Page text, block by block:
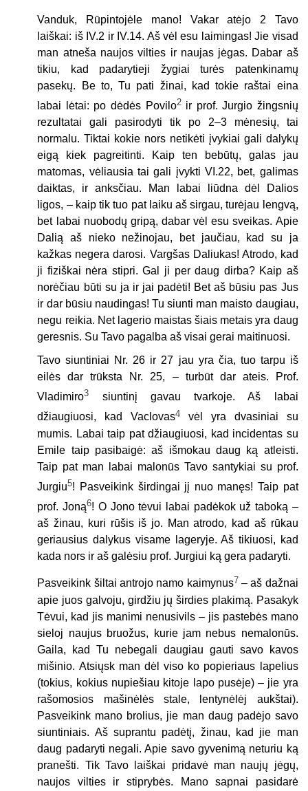
Vanduk, Rūpintojėle mano! Vakar atėjo 2 Tavo
laiškai: iš IV.2 ir IV.14. Aš vėl esu laimingas! Jie visad
man atneša naujos vilties ir naujas jėgas. Dabar aš
tikiu, kad padarytieji žygiai turės patenkinamų
pasekų. Be to, Tu pati žinai, kad tokie raštai eina
labai lėtai: po dėdės Povilo2ir prof. Jurgio žingsnių
rezultatai gali pasirodyti tik po 2–3 mėnesių, tai
normalu. Tiktai kokie nors netikėti įvykiai gali dalykų
eigą kiek pagreitinti. Kaip ten bebūtų, galas jau
matomas, vėliausia tai gali įvykti VI.22, bet, galimas
daiktas, ir anksčiau. Man labai liūdna dėl Dalios
ligos, – kaip tik tuo pat laiku aš sirgau, turėjau lengvą,
bet labai nuobodų gripą, dabar vėl esu sveikas. Apie
Dalią aš nieko nežinojau, bet jaučiau, kad su ja
kažkas negera darosi. Vargšas Daliukas! Atrodo, kad
ji fiziškai nėra stipri. Gal ji per daug dirba? Kaip aš
norėčiau būti su ja ir jai padėti! Bet aš būsiu pas Jus
ir dar būsiu naudingas! Tu siunti man maisto daugiau,
negu reikia. Net lagerio maistas šiais metais yra daug
geresnis. Su Tavo pagalba aš visai gerai maitinuosi.
Tavo siuntiniai Nr. 26 ir 27 jau yra čia, tuo tarpu iš
eilės dar trūksta Nr. 25, – turbūt dar ateis. Prof.
Vladimiro3 siuntinį gavau tvarkoje. Aš labai
džiaugiuosi, kad Vaclovas4 vėl yra dvasiniai su
mumis. Labai taip pat džiaugiuosi, kad incidentas su
Emile taip pasibaigė: aš išmokau daug ką atleisti.
Taip pat man labai malonūs Tavo santykiai su prof.
Jurgiu5! Pasveikink širdingai jį nuo manęs! Taip pat
prof. Joną6! O Jono tėvui labai padėkok už taboką –
aš žinau, kuri rūšis iš jo. Man atrodo, kad aš rūkau
geriausius dalykus visame lageryje. Aš tikiuosi, kad
kada nors ir aš galėsiu prof. Jurgiui ką gera padaryti.
Pasveikink šiltai antrojo namo kaimynus7 – aš dažnai
apie juos galvoju, girdžiu jų širdies plakimą. Pasakyk
Tėvui, kad jis manimi nenusivils – jis pastebės mano
sieloj naujus bruožus, kurie jam nebus nemalonūs.
Gaila, kad Tu nebegali daugiau gauti savo kavos
mišinio. Atsiųsk man dėl viso ko popieriaus lapelius
(tokius, kokius nupiešiau kitoje lapo pusėje) – jie yra
rašomosios mašinėlės stale, lentynėlėj aukštai).
Pasveikink mano brolius, jie man daug padėjo savo
siuntiniais. Aš suprantu padėtį, žinau, kad jie man
daug padaryti negali. Apie savo gyvenimą neturiu ką
pranešti. Tik Tavo laiškai pridavė man naujų jėgų,
naujos vilties ir stiprybės. Mano sapnai pasidarė